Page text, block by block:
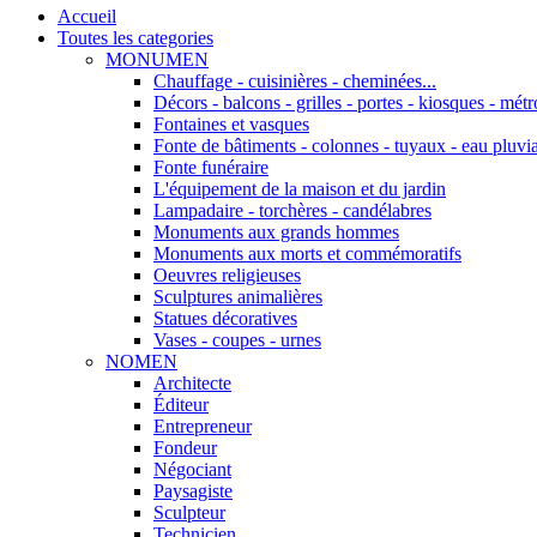
Accueil
Toutes les categories
MONUMEN
Chauffage - cuisinières - cheminées...
Décors - balcons - grilles - portes - kiosques -
Fontaines et vasques
Fonte de bâtiments - colonnes - tuyaux - eau
Fonte funéraire
L'équipement de la maison et du jardin
Lampadaire - torchères - candélabres
Monuments aux grands hommes
Monuments aux morts et commémoratifs
Oeuvres religieuses
Sculptures animalières
Statues décoratives
Vases - coupes - urnes
NOMEN
Architecte
Éditeur
Entrepreneur
Fondeur
Négociant
Paysagiste
Sculpteur